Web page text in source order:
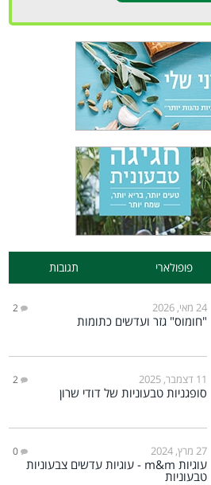
פופולארי תגובות
24 מאי, 2026 2
"חומוס" גזר ועדשים כתומות
11 דצמבר, 2025 2
סופגניות טבעוניות של דודי שרון
27 מרץ, 2024 0
עוגיות m&m - עוגיות עדשים צבעוניות
טבעוניות